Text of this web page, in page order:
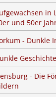
in
und 50er
- Dunkle
- Die